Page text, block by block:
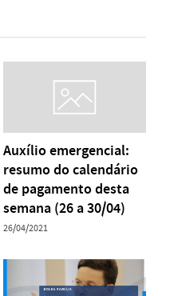
Auxílio emergencial:
resumo do calendário
de pagamento desta
semana (26 a 30/04)
26/04/2021